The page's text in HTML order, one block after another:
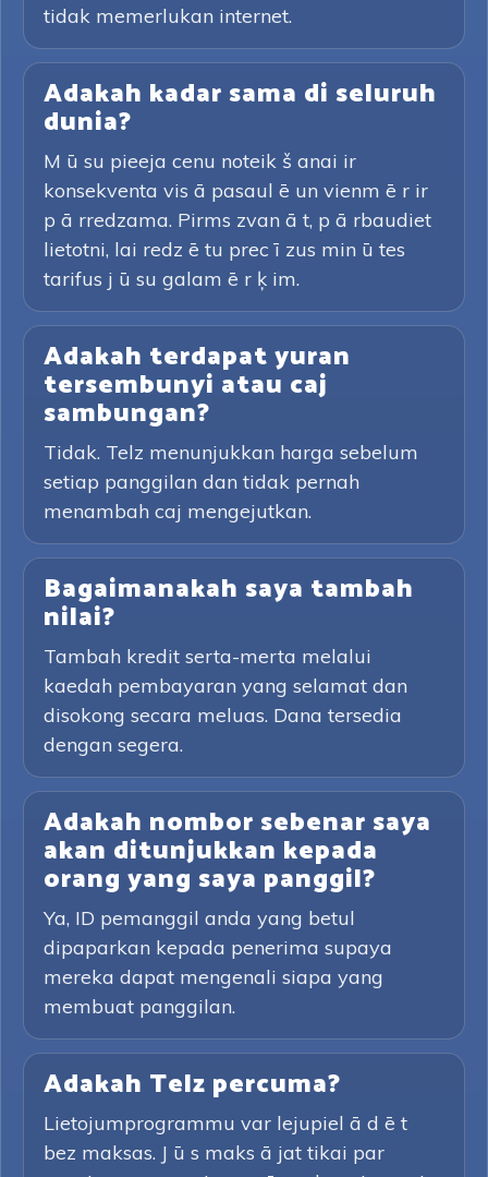
tidak memerlukan internet.
Adakah kadar sama di seluruh
dunia?
M ū su pieeja cenu noteik š anai ir
konsekventa vis ā pasaul ē un vienm ē r ir
p ā rredzama. Pirms zvan ā t, p ā rbaudiet
lietotni, lai redz ē tu prec ī zus min ū tes
tarifus j ū su galam ē r ķ im.
Adakah terdapat yuran
tersembunyi atau caj
sambungan?
Tidak. Telz menunjukkan harga sebelum
setiap panggilan dan tidak pernah
menambah caj mengejutkan.
Bagaimanakah saya tambah
nilai?
Tambah kredit serta-merta melalui
kaedah pembayaran yang selamat dan
disokong secara meluas. Dana tersedia
dengan segera.
Adakah nombor sebenar saya
akan ditunjukkan kepada
orang yang saya panggil?
Ya, ID pemanggil anda yang betul
dipaparkan kepada penerima supaya
mereka dapat mengenali siapa yang
membuat panggilan.
Adakah Telz percuma?
Lietojumprogrammu var lejupiel ā d ē t
bez maksas. J ū s maks ā jat tikai par